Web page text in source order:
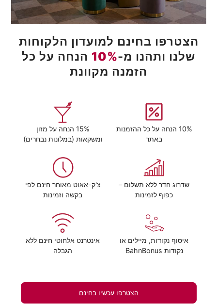
הצטרפו בחינם למועדון הלקוחות
שלנו ותהנו מ-10% הנחה על כל
הזמנה מקוונת
10% הנחה על כל ההזמנות
באתר
15% הנחה על מזון
ומשקאות (במלונות נבחרים)
שדרוג חדר ללא תשלום –
כפוף לזמינות
צ'ק-אאוט מאוחר חינם לפי
בקשה וזמינות
איסוף נקודות, מיילים או
נקודות BahnBonus
אינטרנט אלחוטי חינם ללא
הגבלה
הצטרפו עכשיו בחינם